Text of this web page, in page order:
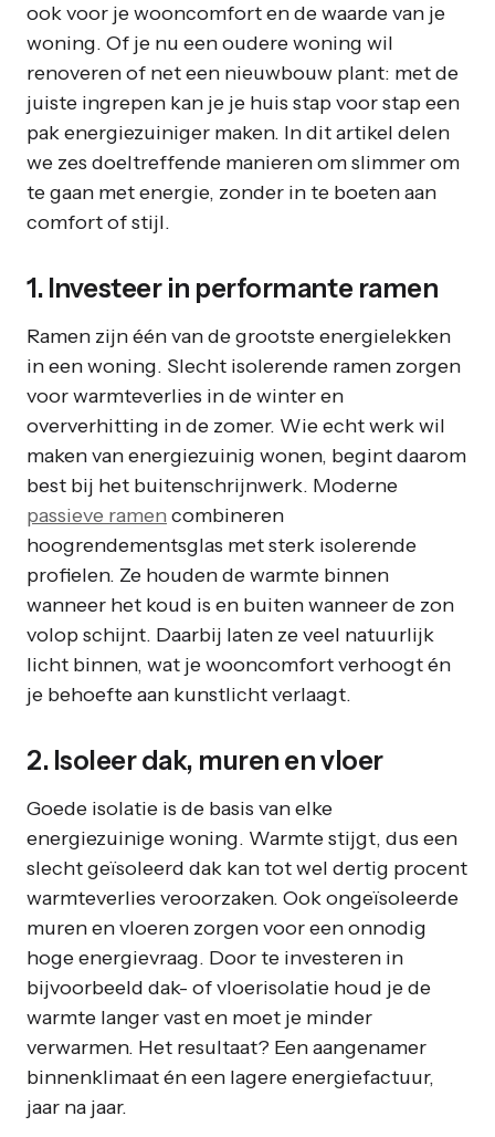
ook voor je wooncomfort en de waarde van je
woning. Of je nu een oudere woning wil
renoveren of net een nieuwbouw plant: met de
juiste ingrepen kan je je huis stap voor stap een
pak energiezuiniger maken. In dit artikel delen
we zes doeltreffende manieren om slimmer om
te gaan met energie, zonder in te boeten aan
comfort of stijl.
1. Investeer in performante ramen
Ramen zijn één van de grootste energielekken
in een woning. Slecht isolerende ramen zorgen
voor warmteverlies in de winter en
oververhitting in de zomer. Wie echt werk wil
maken van energiezuinig wonen, begint daarom
best bij het buitenschrijnwerk. Moderne
passieve ramen combineren
hoogrendementsglas met sterk isolerende
profielen. Ze houden de warmte binnen
wanneer het koud is en buiten wanneer de zon
volop schijnt. Daarbij laten ze veel natuurlijk
licht binnen, wat je wooncomfort verhoogt én
je behoefte aan kunstlicht verlaagt.
2. Isoleer dak, muren en vloer
Goede isolatie is de basis van elke
energiezuinige woning. Warmte stijgt, dus een
slecht geïsoleerd dak kan tot wel dertig procent
warmteverlies veroorzaken. Ook ongeïsoleerde
muren en vloeren zorgen voor een onnodig
hoge energievraag. Door te investeren in
bijvoorbeeld dak- of vloerisolatie houd je de
warmte langer vast en moet je minder
verwarmen. Het resultaat? Een aangenamer
binnenklimaat én een lagere energiefactuur,
jaar na jaar.